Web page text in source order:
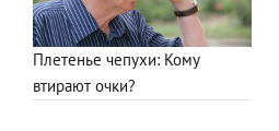
Плетенье чепухи: Кому
втирают очки?